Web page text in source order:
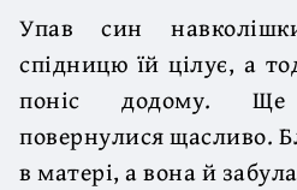
Упав син
спідницю їй цілує, а
поніс додому. Ще
повернулися щасливо.
в матері, а вона й